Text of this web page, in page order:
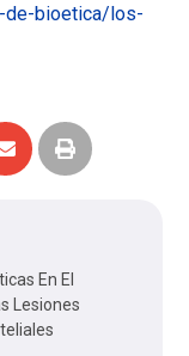
de-bioetica/los-
En El
Lesiones